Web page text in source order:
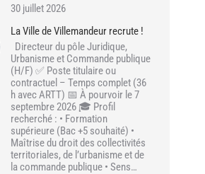
30 juillet 2026
La Ville de Villemandeur recrute !
Directeur du pôle Juridique,
Urbanisme et Commande publique
(H/F) ✅ Poste titulaire ou
contractuel – Temps complet (36
h avec ARTT) 📅 À pourvoir le 7
septembre 2026 🎓 Profil
recherché : • Formation
supérieure (Bac +5 souhaité) •
Maîtrise du droit des collectivités
territoriales, de l’urbanisme et de
la commande publique • Sens…